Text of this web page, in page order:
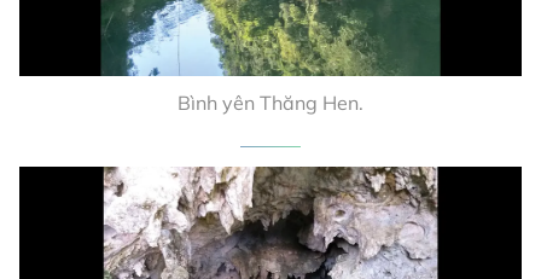
Bình yên Thăng Hen.